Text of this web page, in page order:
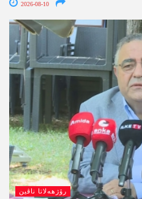
2026-08-10
رۆژھەلاتا ناڤین